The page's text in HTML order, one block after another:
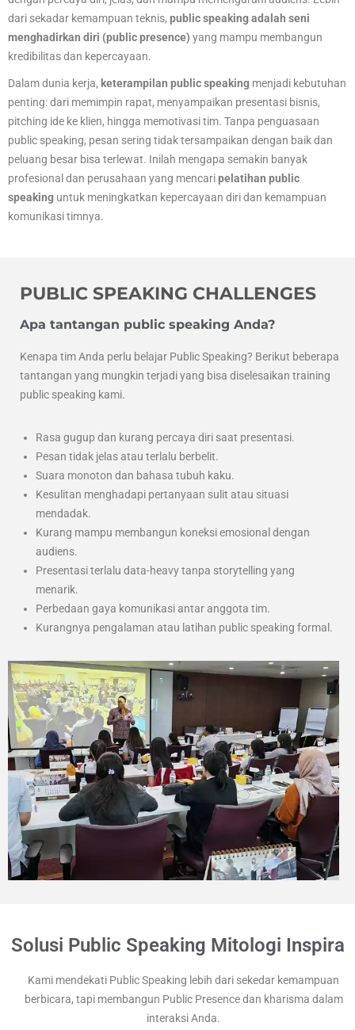
dari sekadar kemampuan teknis, public speaking adalah seni
menghadirkan diri (public presence) yang mampu membangun
kredibilitas dan kepercayaan.
Dalam dunia kerja, keterampilan public speaking menjadi kebutuhan
penting: dari memimpin rapat, menyampaikan presentasi bisnis,
pitching ide ke klien, hingga memotivasi tim. Tanpa penguasaan
public speaking, pesan sering tidak tersampaikan dengan baik dan
peluang besar bisa terlewat. Inilah mengapa semakin banyak
profesional dan perusahaan yang mencaripelatihan public
speaking untuk meningkatkan kepercayaan diri dan kemampuan
komunikasi timnya.
PUBLIC SPEAKING CHALLENGES
Apa tantangan public speaking Anda?
Kenapa tim Anda perlu belajar Public Speaking? Berikut beberapa
tantangan yang mungkin terjadi yang bisa diselesaikan training
public speaking kami.
Rasa gugup dan kurang percaya diri saat presentasi.
Pesan tidak jelas atau terlalu berbelit.
Suara monoton dan bahasa tubuh kaku.
Kesulitan menghadapi pertanyaan sulit atau situasi
mendadak.
Kurang mampu membangun koneksi emosional dengan
audiens.
Presentasi terlalu data-heavy tanpa storytelling yang
menarik.
Perbedaan gaya komunikasi antar anggota tim.
Kurangnya pengalaman atau latihan public speaking formal.
Solusi Public Speaking Mitologi Inspira
Kami mendekati Public Speaking lebih dari sekedar kemampuan
berbicara, tapi membangun Public Presence dan kharisma dalam
interaksi Anda.